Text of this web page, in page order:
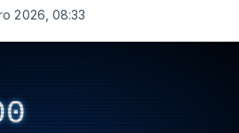
2026, 08:33